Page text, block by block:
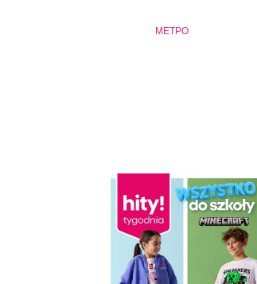
МЕТРО